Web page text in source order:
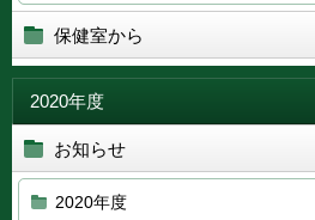
保健室から
2020年度
お知らせ
2020年度